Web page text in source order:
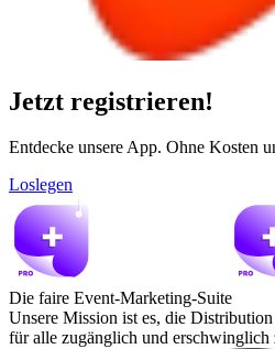
Jetzt registrieren!
Entdecke unsere App. Ohne Kosten
Loslegen
Die faire Event-Marketing-Suite
Unsere Mission ist es, die
für alle zugänglich und erschwinglich